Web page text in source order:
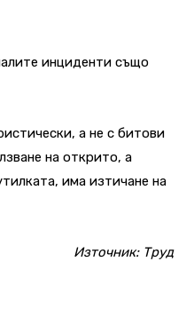
инциденти също
а не с битови
на открито, а
има изтичане на
Източник: Труд